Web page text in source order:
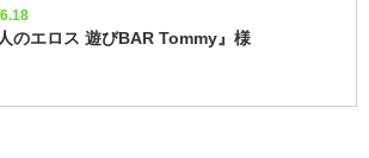
人のエロス 遊びBAR Tommy』様